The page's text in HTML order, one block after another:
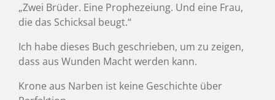
„Zwei Brüder. Eine Prophezeiung. Und eine Frau,
die das Schicksal beugt.“
Ich habe dieses Buch geschrieben, um zu zeigen,
dass aus Wunden Macht werden kann.
Krone aus Narben ist keine Geschichte über